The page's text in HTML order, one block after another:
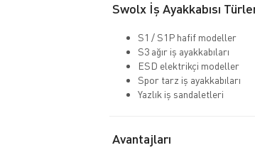
Swolx İş Ayakkabısı
S1 / S1P hafif modeller
S3 ağır iş ayakkabıları
ESD elektrikçi modeller
Spor tarz iş ayakkabıları
Yazlık iş sandaletleri
Avantajları